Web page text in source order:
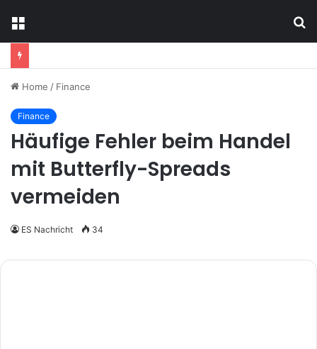
Home / Finance
Finance
Häufige Fehler beim Handel
mit Butterfly-Spreads
vermeiden
ES Nachricht 34